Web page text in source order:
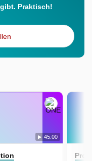
Praktisch!
45:00